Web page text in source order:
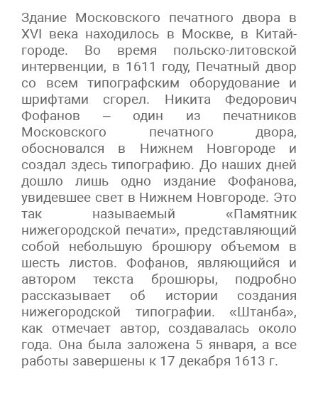
Здание Московского печатного двора в
XVI века находилось в Москве, в Китай-
городе. Во время польско-литовской
интервенции, в 1611 году, Печатный двор
со всем типографским оборудование и
шрифтами сгорел. Никита Федорович
Фофанов – один из печатников
Московского печатного двора,
обосновался в Нижнем Новгороде и
создал здесь типографию. До наших дней
дошло лишь одно издание Фофанова,
увидевшее свет в Нижнем Новгороде. Это
так называемый «Памятник
нижегородской печати», представляющий
собой небольшую брошюру объемом в
шесть листов. Фофанов, являющийся и
автором текста брошюры, подробно
рассказывает об истории создания
нижегородской типографии. «Штанба»,
как отмечает автор, создавалась около
года. Она была заложена 5 января, а все
работы завершены к 17 декабря 1613 г.